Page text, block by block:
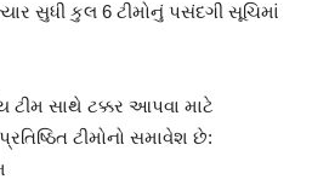
સુધી કુલ 6 ટીમોનું પસંદગી સૂચિમાં
ટીમ સાથે ટક્કર આપવા માટે
ટીમોનો સમાવેશ છે: